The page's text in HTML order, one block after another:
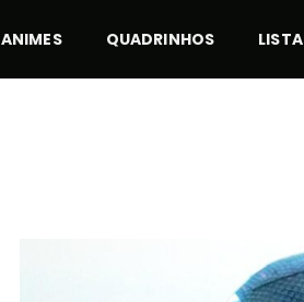
ANIMES QUADRINHOS